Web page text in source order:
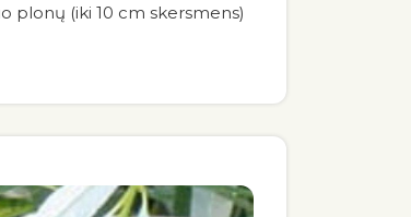
plonų (iki 10 cm skersmens)